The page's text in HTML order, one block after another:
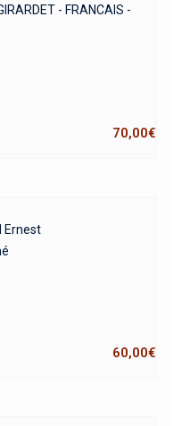
- FRANCAIS -
70,00€
Ernest
60,00€